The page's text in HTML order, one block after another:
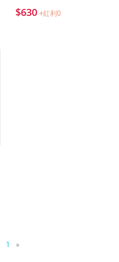
$630 +紅利0
1 »